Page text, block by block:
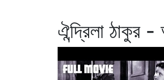
ঐন্দ্রিলা ঠাকুর